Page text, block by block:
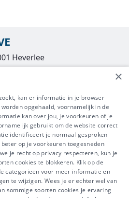
Heverlee
0436 612 044
maakt deel uit van Groep
×
kan er informatie in je browser
opgehaald, voornamelijk in de
kan over jou, je voorkeuren of je
gebruikt om de website correct
identificeert je normaal gesproken
op je voorkeuren toegesneden
je recht op privacy respecteren, kun je
cookies te blokkeren. Klik op de
categorieën voor meer informatie en
te wijzigen. Wees je er echter wel van
sommige soorten cookies je ervaring